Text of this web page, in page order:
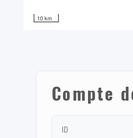
10 km
Compte
ID